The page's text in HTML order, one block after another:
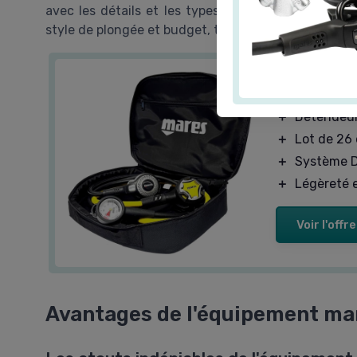
avec les détails et les types d'équipement
style de plongée et budget, tout en sachant que le
＋
＋
Lot de 26
＋ Système
＋
Légèreté
Voir l'offre
Avantages de l'équipement